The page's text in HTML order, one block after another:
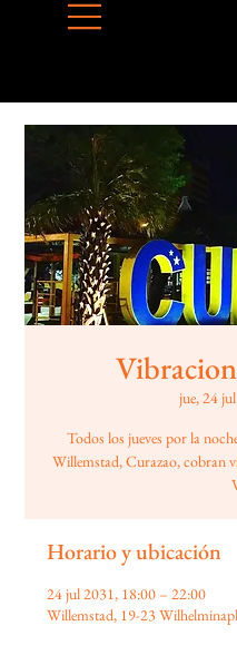
jue, 24 jul
Todos los jueves por la
Willemstad, Curazao, cobran
Horario y ubicación
24 jul 2031, 18:00 – 22:00
Willemstad, 19-23